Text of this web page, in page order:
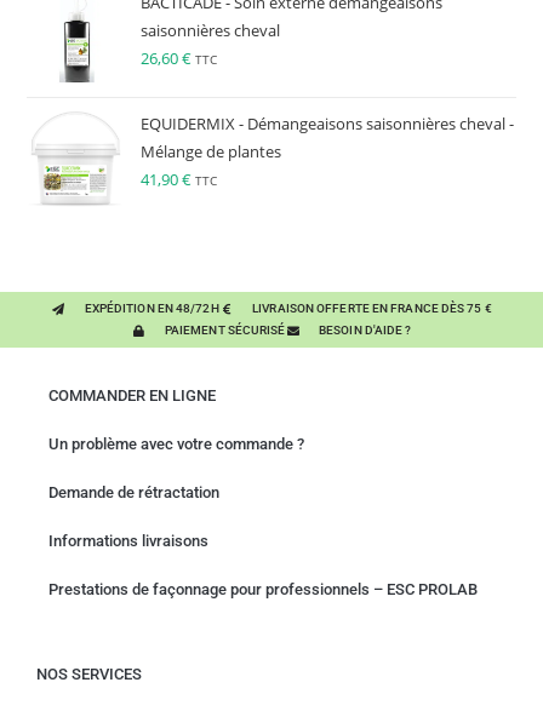
saisonnières cheval
26,60€ TTC
EQUIDERMIX - Démangeaisons saisonnières cheval -
Mélange de plantes
41,90€ TTC
EXPÉDITION EN 48/72H
LIVRAISON OFFERTE EN FRANCE DÈS 75 €
PAIEMENT SÉCURISÉ
BESOIN D'AIDE ?
COMMANDER EN LIGNE
Un problème avec votre commande ?
Demande de rétractation
Informations livraisons
Prestations de façonnage pour professionnels – ESC PROLAB
NOS SERVICES